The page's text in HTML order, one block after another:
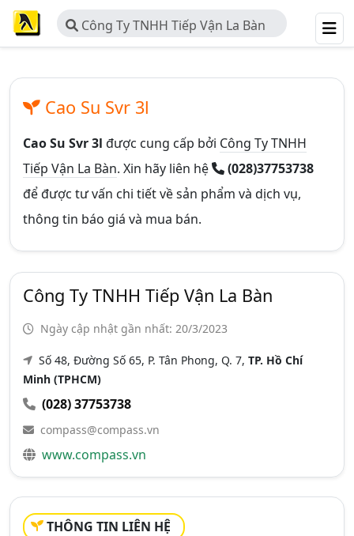
Công Ty TNHH Tiếp Vận La Bàn
Cao Su Svr 3l
Cao Su Svr 3l được cung cấp bởi Công Ty TNHH
Tiếp Vận La Bàn. Xin hãy liên hệ
(028)37753738
để được tư vấn chi tiết về sản phẩm và dịch vụ,
thông tin báo giá và mua bán.
Công Ty TNHH Tiếp Vận La Bàn
Ngày cập nhật gần nhất: 20/3/2023
Số 48, Đường Số 65, P. Tân Phong, Q. 7, TP. Hồ Chí
Minh (TPHCM)
(028) 37753738
compass@compass.vn
www.compass.vn
THÔNG TIN LIÊN HỆ